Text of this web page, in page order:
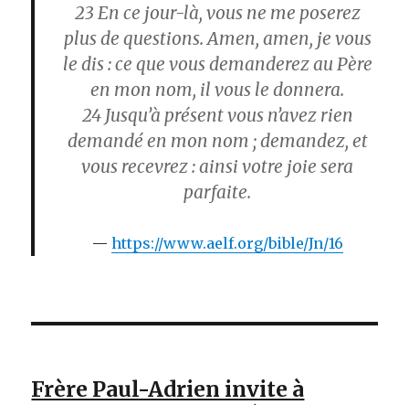
23 En ce jour-là, vous ne me poserez
plus de questions. Amen, amen, je vous
le dis : ce que vous demanderez au Père
en mon nom, il vous le donnera.
24Jusqu’à présent vous n’avez rien
demandé en mon nom ; demandez, et
vous recevrez : ainsi votre joie sera
parfaite.
https://www.aelf.org/bible/Jn/16
Frère Paul-Adrien invite à